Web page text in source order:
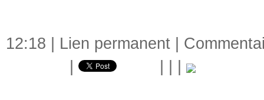
12:18 | Lien permanent